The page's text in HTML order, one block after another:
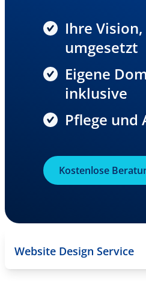
Ihre
umgesetzt
Eigene
inklusive
Pflege und
Kostenlose
Website Design Service